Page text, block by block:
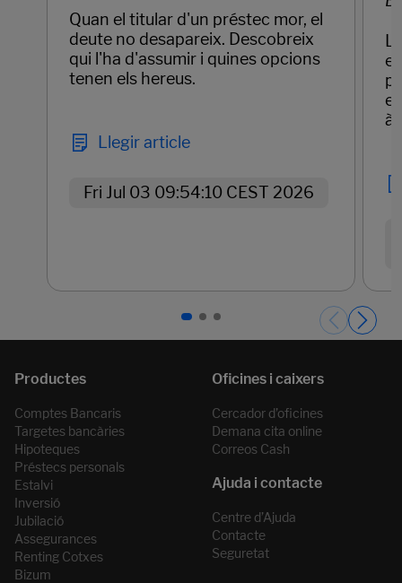
Quan el titular d'un préstec mor, el
deute no desapareix. Descobreix
qui l'ha d'assumir i quines opcions
tenen els hereus.
Llegir article
Fri Jul 03 09:54:10 CEST 2026
el
Comptes Bancaris
Targetes bancàries
Hipoteques
Préstecs personals
Estalvi
Inversió
Jubilació
Assegurances
Renting Cotxes
Bizum
Cercador d’oficines
Demana cita online
Correos Cash
Centre d’Ajuda
Contacte
Seguretat